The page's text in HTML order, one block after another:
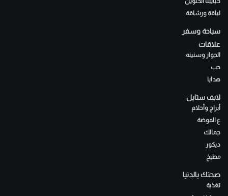
لياقة ورشاقة
سياحة وسفر
علاقات
الجواز وسنينه
حب
هدايا
لايف ستايل
أبراج وأحلام
ع الموضة
جمالك
ديكور
مطبخ
صحتك بالدنيا
تغذية